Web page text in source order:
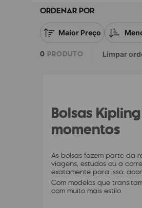
ORDENAR POR
Maior Preço
0 PRODUTO Limpar
Bolsas
momentos
As bolsas fazem parte da
viagens, estudos ou a
exatamente para isso:
Com modelos que
com muito mais estilo.